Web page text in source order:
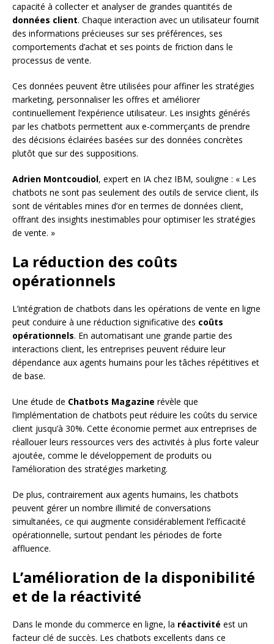
capacité à collecter et analyser de grandes quantités de
données client. Chaque interaction avec un utilisateur fournit
des informations précieuses sur ses préférences, ses
comportements d’achat et ses points de friction dans le
processus de vente.
Ces données peuvent être utilisées pour affiner les stratégies
marketing, personnaliser les offres et améliorer
continuellement l’expérience utilisateur. Les insights générés
par les chatbots permettent aux e-commerçants de prendre
des décisions éclairées basées sur des données concrètes
plutôt que sur des suppositions.
Adrien Montcoudiol, expert en IA chez IBM, souligne : « Les
chatbots ne sont pas seulement des outils de service client, ils
sont de véritables mines d’or en termes de données client,
offrant des insights inestimables pour optimiser les stratégies
de vente. »
La réduction des coûts
opérationnels
L’intégration de chatbots dans les opérations de vente en ligne
peut conduire à une réduction significative des coûts
opérationnels. En automatisant une grande partie des
interactions client, les entreprises peuvent réduire leur
dépendance aux agents humains pour les tâches répétitives et
de base.
Une étude de Chatbots Magazine révèle que
l’implémentation de chatbots peut réduire les coûts du service
client jusqu’à 30%. Cette économie permet aux entreprises de
réallouer leurs ressources vers des activités à plus forte valeur
ajoutée, comme le développement de produits ou
l’amélioration des stratégies marketing.
De plus, contrairement aux agents humains, les chatbots
peuvent gérer un nombre illimité de conversations
simultanées, ce qui augmente considérablement l’efficacité
opérationnelle, surtout pendant les périodes de forte
affluence.
L’amélioration de la disponibilité
et de la réactivité
Dans le monde du commerce en ligne, la réactivité est un
facteur clé de succès. Les chatbots excellents dans ce